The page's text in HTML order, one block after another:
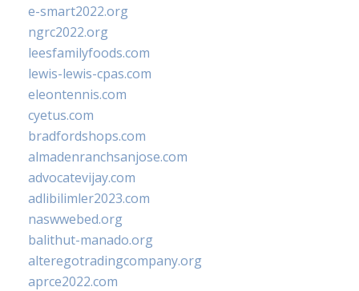
e-smart2022.org
ngrc2022.org
leesfamilyfoods.com
lewis-lewis-cpas.com
eleontennis.com
cyetus.com
bradfordshops.com
almadenranchsanjose.com
advocatevijay.com
adlibilimler2023.com
naswwebed.org
balithut-manado.org
alteregotradingcompany.org
aprce2022.com